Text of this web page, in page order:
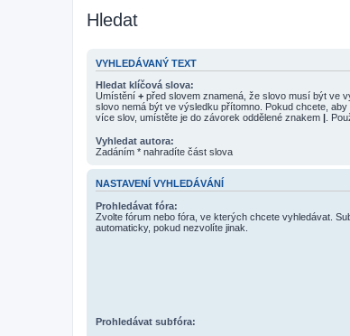
Hledat
VYHLEDÁVANÝ TEXT
Hledat klíčová slova:
Umístění + před slovem znamená, že slovo musí být ve
slovo nemá být ve výsledku přítomno. Pokud chcete,
více slov, umístěte je do závorek oddělené znakem | .
Vyhledat autora:
Zadáním * nahradíte část slova
NASTAVENÍ VYHLEDÁVÁNÍ
Prohledávat fóra:
Zvolte fórum nebo fóra, ve kterých chcete vyhledávat.
automaticky, pokud nezvolíte jinak.
Prohledávat subfóra: